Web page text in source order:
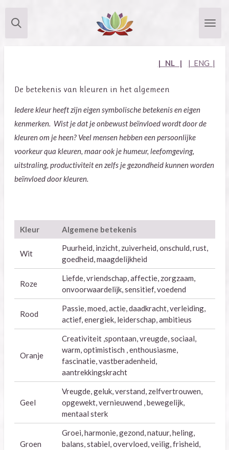
direct
| NL | | ENG |
De betekenis van kleuren in het algemeen
Iedere kleur heeft zijn eigen symbolische betekenis en eigen
kenmerken. Wist je dat je onbewust beïnvloed wordt door de
kleuren om je heen? Veel mensen hebben een persoonlijke
voorkeur qua kleuren, maar ook je humeur, leefomgeving,
uitstraling, productiviteit en zelfs je gezondheid kunnen worden
beïnvloed door kleuren.
Kleur Algemene betekenis
Wit
Puurheid, inzicht, zuiverheid, onschuld, rust,
goedheid, maagdelijkheid
Roze
Liefde, vriendschap, affectie, zorgzaam,
onvoorwaardelijk, sensitief, voedend
Rood
Passie, moed, actie, daadkracht, verleiding,
actief, energiek, leiderschap, ambitieus
Oranje
Creativiteit ,spontaan, vreugde, sociaal,
warm, optimistisch , enthousiasme,
fascinatie, vastberadenheid,
aantrekkingskracht
Geel
Vreugde, geluk, verstand, zelfvertrouwen,
opgewekt, vernieuwend , bewegelijk,
mentaal sterk
Groen
Groei, harmonie, gezond, natuur, heling,
balans, stabiel, overvloed, veilig, frisheid,